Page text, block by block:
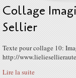
Collage
Sellier
Texte pour collage 10:
http://
Lire la suite